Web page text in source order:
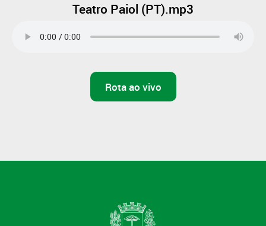
Teatro Paiol (PT).mp3
Rota ao vivo